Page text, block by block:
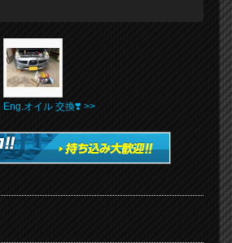
Eng.オイル 交換❣️ >>